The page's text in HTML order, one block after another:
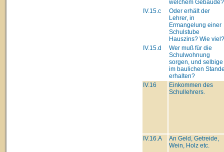
welchem Gebäude?
IV.15.c
Oder erhält der
Lehrer, in
Ermangelung einer
Schulstube
Hauszins? Wie viel?
IV.15.d
Wer muß für die
Schulwohnung
sorgen, und selbige
im baulichen
erhalten?
IV.16
Einkommen des
Schullehrers.
IV.16.A
An Geld, Getreide,
Wein, Holz etc.